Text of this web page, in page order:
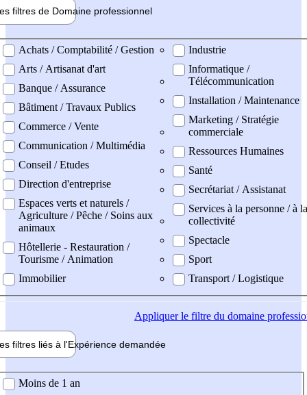
filtres de Domaine professionnel
professionel
Achats / Comptabilité / Gestion
Arts / Artisanat d'art
Banque / Assurance
Bâtiment / Travaux Publics
Commerce / Vente
Communication / Multimédia
Conseil / Etudes
Direction d'entreprise
Espaces verts et naturels /
Agriculture / Pêche / Soins aux
animaux
Hôtellerie - Restauration /
Tourisme / Animation
Immobilier
Industrie
Informatique /
Télécommunication
Installation / Maintenance
Marketing / Stratégie
commerciale
Ressources Humaines
Santé
Secrétariat / Assistanat
Services à la personne / à la
collectivité
Spectacle
Sport
Transport / Logistique
Appliquerle filtre du domaine
filtres liés à l'Expérience demandée
demandée
Moins de 1 an